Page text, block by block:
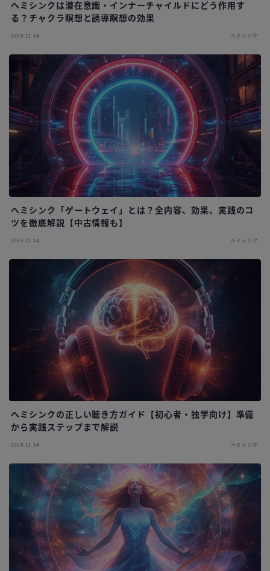
ヘミシンクは潜在意識・インナーチャイルドにどう作用す
る？チャクラ瞑想と誘導瞑想の効果
2025.11.14 ヘミシンク
ヘミシンク「ゲートウェイ」とは？全内容、効果、実践のコ
ツを徹底解説【中古情報も】
2025.11.14 ヘミシンク
ヘミシンクの正しい聴き方ガイド【初心者・独学向け】準備
から実践ステップまで解説
2025.11.14 ヘミシンク